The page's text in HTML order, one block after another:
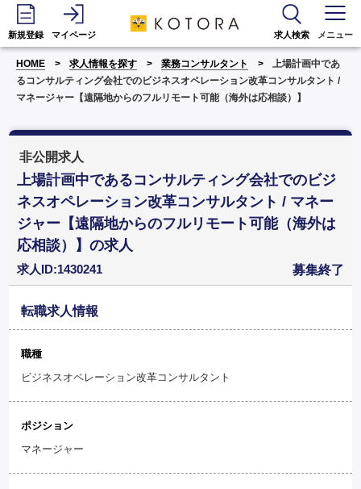
新規登録 マイページ 求人検索 メニュー
HOME 求人情報を探す 業務コンサルタント
上場計画中であ
るコンサルティング会社でのビジネスオペレーション改革コンサルタント /
マネージャー【遠隔地からのフルリモート可能（海外は応相談）】
非公開求人
上場計画中であるコンサルティング会社でのビジ
ネスオペレーション改革コンサルタント / マネー
ジャー【遠隔地からのフルリモート可能（海外は
応相談）】の求人
求人ID:1430241 募集終了
転職求人情報
職種
ビジネスオペレーション改革コンサルタント
ポジション
マネージャー